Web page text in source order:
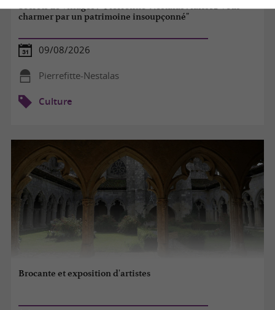
Secrets de villages : "Pierrefitte-Nestalas : laissez-vous
charmer par un patrimoine insoupçonné"
09/08/2026
Pierrefitte-Nestalas
Culture
Brocante et exposition d'artistes